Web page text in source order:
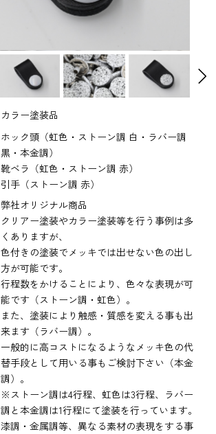
カラー塗装品
ホック頭（虹色・ストーン調 白・ラバー調
黒・本金調）
靴ベラ（虹色・ストーン調 赤）
引手（ストーン調 赤）
弊社オリジナル商品
クリアー塗装やカラー塗装等を行う事例は多
くありますが、
色付きの塗装でメッキでは出せない色の出し
方が可能です。
行程数をかけることにより、色々な表現が可
能です（ストーン調・虹色）。
また、塗装により触感・質感を変える事も出
来ます（ラバー調）。
一般的に高コストになるようなメッキ色の代
替手段として用いる事もご検討下さい（本金
調）。
※ストーン調は4行程、虹色は3行程、ラバー
調と本金調は1行程にて塗装を行っています。
漆調・金属調等、異なる素材の表現をする事